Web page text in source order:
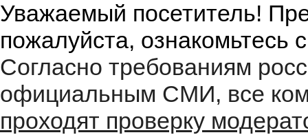
Уважаемый посетитель!
пожалуйста, ознакомьтесь
Согласно требованиям
официальным СМИ, все
проходят проверку